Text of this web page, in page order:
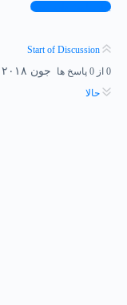
برای پاسخ وارد شوید
Start of Discussion
0 از 0 پاسخ ها جون ۲۰۱۸
حالا